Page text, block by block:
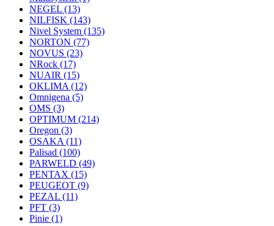
NEGEL (13)
NILFISK (143)
Nivel System (135)
NORTON (77)
NOVUS (23)
NRock (17)
NUAIR (15)
OKLIMA (12)
Omnigena (5)
OMS (3)
OPTIMUM (214)
Oregon (3)
OSAKA (11)
Palisad (100)
PARWELD (49)
PENTAX (15)
PEUGEOT (9)
PEZAL (11)
PFT (3)
Pinie (1)